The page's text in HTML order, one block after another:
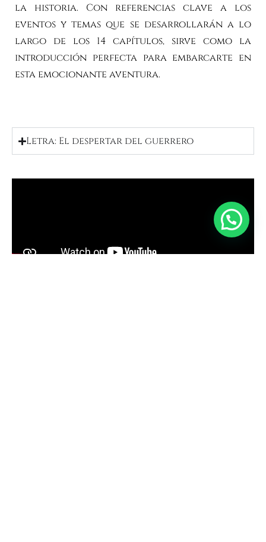
la historia. Con referencias clave a los
eventos y temas que se desarrollarán a lo
largo de los 14 capítulos, sirve como la
introducción perfecta para embarcarte en
esta emocionante aventura.
Letra: El despertar del guerrero
TienesUNA CONSULTA?
HABLEMOS